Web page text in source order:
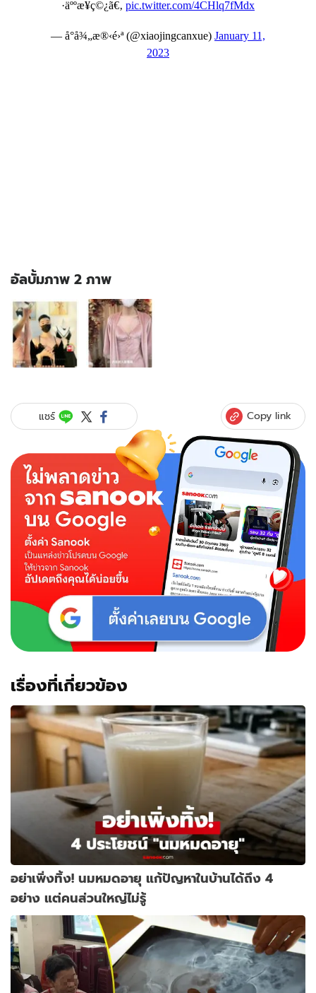
อัลบั้มภาพ 2 ภาพ
อัลบั้ม
ภาพ
2
ภาพ
ของ
ไม่
อนาจาร?
จีน
ผุด
เดีย
"ผู้ชาย"
ไลฟ์
ขาย
ใน
เลี่ยง
โดน
แชร์ Copy link
เรื่องที่เกี่ยวข้อง
อย่าเพิ่งทิ้ง! นมหมดอายุ แก้ปัญหาในบ้านได้ถึง 4
อย่าง แต่คนส่วนใหญ่ไม่รู้